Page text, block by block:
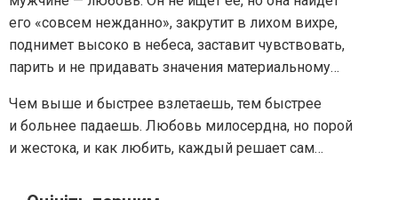
его «совсем нежданно», закрутит в лихом вихре,
поднимет высоко в небеса, заставит чувствовать,
парить и не придавать значения материальному…
Чем выше и быстрее взлетаешь, тем быстрее
и больнее падаешь. Любовь милосердна, но порой
и жестока, и как любить, каждый решает сам…